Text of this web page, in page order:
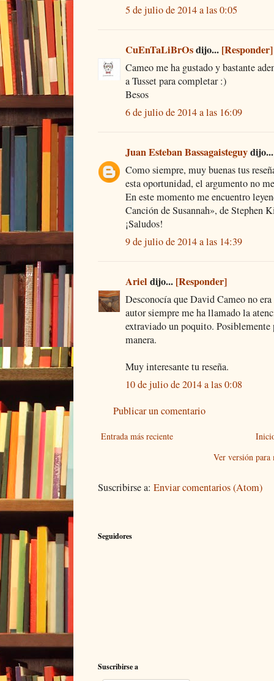
5 de julio de 2014 a las 0:05
CuEnTaLiBrOsdijo... [Responder]
Cameo me ha gustado y bastante
a Tusset para completar :)
Besos
6 de julio de 2014 a las 16:09
Juan Esteban Bassagaisteguy
Como siempre, muy buenas tus
esta oportunidad, el argumento no
En este momento me encuentro
Canción de Susannah», de Stephen
¡Saludos!
9 de julio de 2014 a las 14:39
Ariel dijo... [Responder]
Desconocía que David Cameo no
autor siempre me ha llamado la
extraviado un poquito.
manera.
Muy interesante tu reseña.
10 de julio de 2014 a las 0:08
Publicar un comentario
Entrada más reciente
Ver versión para
Suscribirse a: Enviar comentarios (Atom)
Seguidores
Suscribirse a